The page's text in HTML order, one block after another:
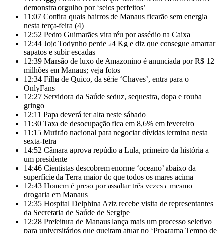
demonstra orgulho por ‘seios perfeitos’
11:07 Confira quais bairros de Manaus ficarão sem energia
nesta terça-feira (4)
12:52 Pedro Guimarães vira réu por assédio na Caixa
12:44 Jojo Todynho perde 24 Kg e diz que consegue amarrar
sapatos e subir escadas
12:39 Mansão de luxo de Amazonino é anunciada por R$ 12
milhões em Manaus; veja fotos
12:34 Filha de Quico, da série ‘Chaves’, entra para o
OnlyFans
12:27 Servidora da Saúde seduz, sequestra, dopa e rouba
gringo
12:11 Papa deverá ter alta neste sábado
11:30 Taxa de desocupação fica em 8,6% em fevereiro
11:15 Mutirão nacional para negociar dívidas termina nesta
sexta-feira
14:52 Câmara aprova repúdio a Lula, primeiro da história a
um presidente
14:46 Cientistas descobrem enorme ‘oceano’ abaixo da
superfície da Terra maior do que todos os mares acima
12:43 Homem é preso por assaltar três vezes a mesmo
drogaria em Manaus
12:35 Hospital Delphina Aziz recebe visita de representantes
da Secretaria de Saúde de Sergipe
12:28 Prefeitura de Manaus lança mais um processo seletivo
para universitários que queiram atuar no ‘Programa Tempo de